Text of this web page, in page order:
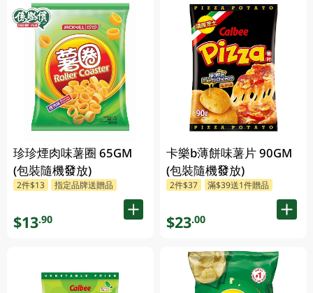
珍珍煙肉味薯圈 65GM
(包裝隨機發放)
2件$13 指定品牌送贈品
$13.90
卡樂b薄餅味薯片 90GM
(包裝隨機發放)
2件$37 滿$39送1件贈品
$23.00